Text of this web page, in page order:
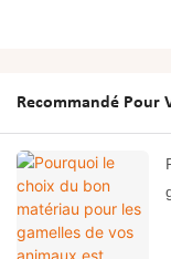
Recommandé Pour